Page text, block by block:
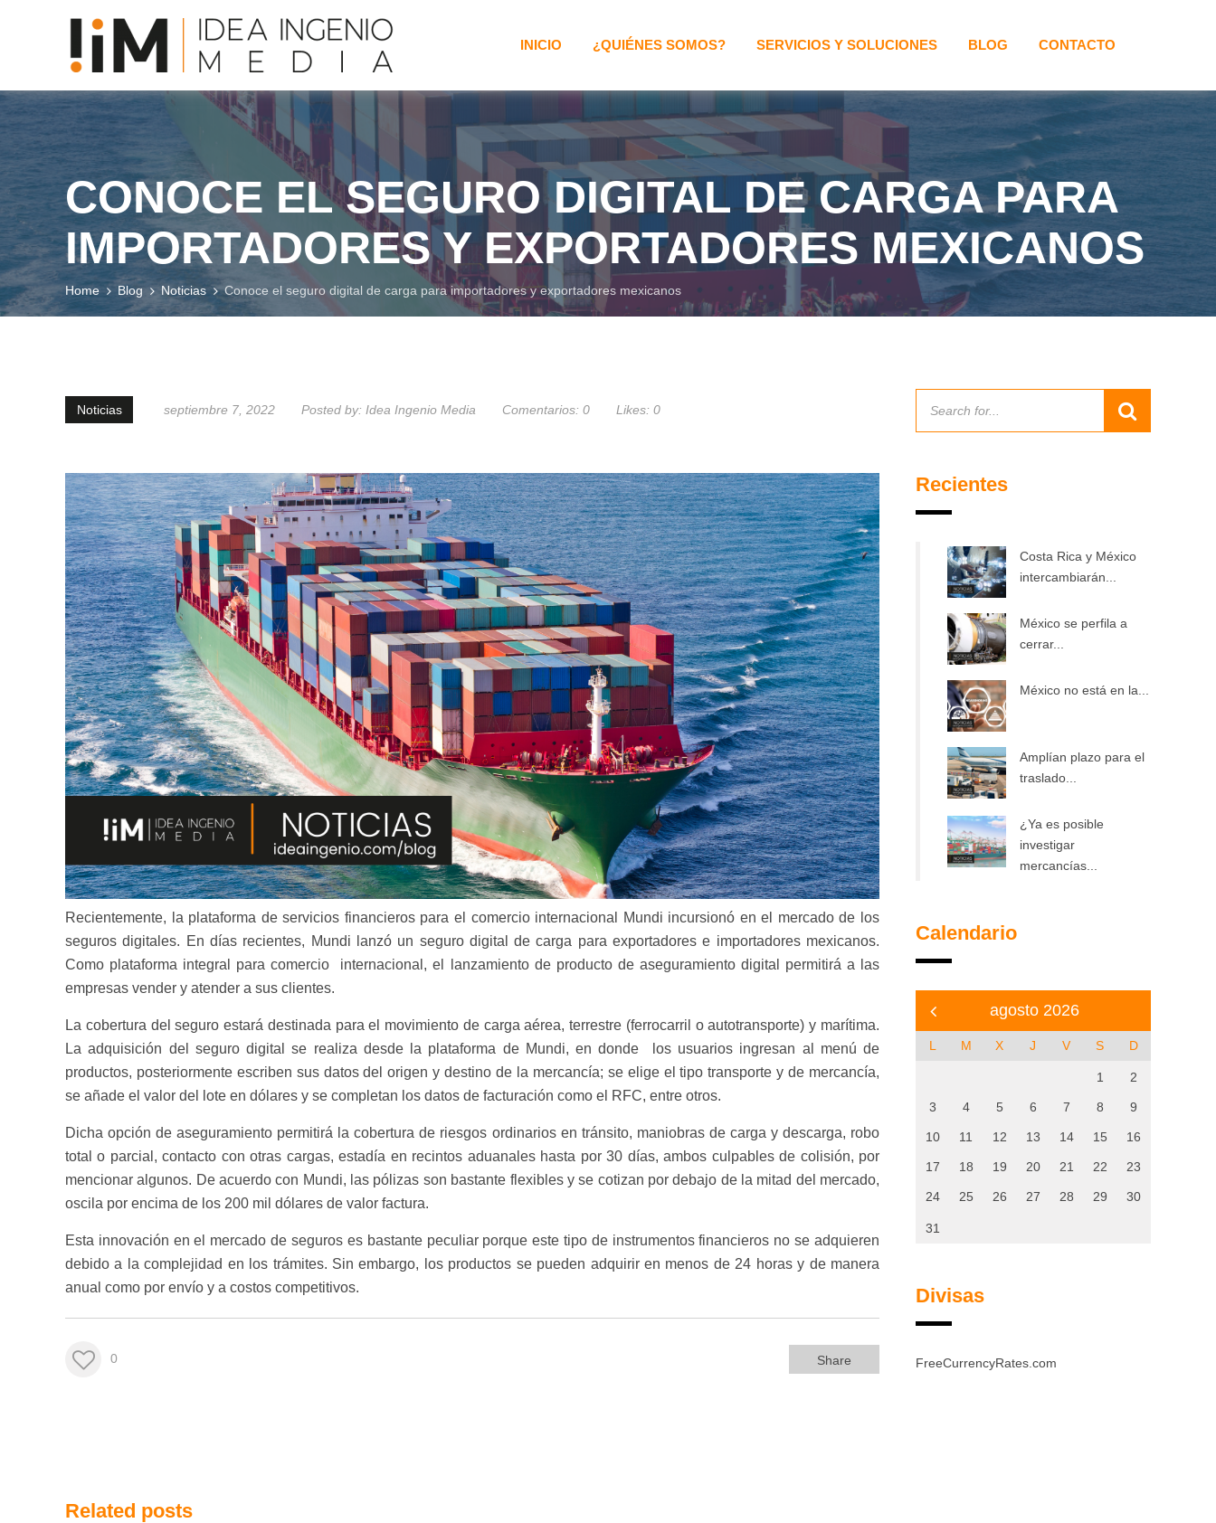
INICIO ¿QUIÉNES SOMOS? SERVICIOS Y SOLUCIONES BLOG CONTACTO
CONOCE EL SEGURO DIGITAL DE CARGA PARA
IMPORTADORES Y EXPORTADORES MEXICANOS
Home Blog Noticias Conoce el seguro digital de carga para importadores y exportadores mexicanos
Noticias septiembre 7, 2022 Posted by: Idea Ingenio Media Comentarios: 0 Likes: 0
Recientemente, la plataforma de servicios financieros para el comercio internacional Mundi incursionó en el mercado de los
seguros digitales. En días recientes, Mundi lanzó un seguro digital de carga para exportadores e importadores mexicanos.
Como plataforma integral para comercio internacional, el lanzamiento de producto de aseguramiento digital permitirá a las
empresas vender y atender a sus clientes.
La cobertura del seguro estará destinada para el movimiento de carga aérea, terrestre (ferrocarril o autotransporte) y marítima.
La adquisición del seguro digital se realiza desde la plataforma de Mundi, en donde los usuarios ingresan al menú de
productos, posteriormente escriben sus datos del origen y destino de la mercancía; se elige el tipo transporte y de mercancía,
se añade el valor del lote en dólares y se completan los datos de facturación como el RFC, entre otros.
Dicha opción de aseguramiento permitirá la cobertura de riesgos ordinarios en tránsito, maniobras de carga y descarga, robo
total o parcial, contacto con otras cargas, estadía en recintos aduanales hasta por 30 días, ambos culpables de colisión, por
mencionar algunos. De acuerdo con Mundi, las pólizas son bastante flexibles y se cotizan por debajo de la mitad del mercado,
oscila por encima de los 200 mil dólares de valor factura.
Esta innovación en el mercado de seguros es bastante peculiar porque este tipo de instrumentos financieros no se adquieren
debido a la complejidad en los trámites. Sin embargo, los productos se pueden adquirir en menos de 24 horas y de manera
anual como por envío y a costos competitivos.
0 Share
Related posts
Recientes
Costa Rica y México
intercambiarán...
México se perfila a
cerrar...
México no está en la...
Amplían plazo para el
traslado...
¿Ya es posible
investigar
mercancías...
Calendario
agosto 2026
L M X J V S D
1 2
3 4 5 6 7 8 9
10 11 12 13 14 15 16
17 18 19 20 21 22 23
24 25 26 27 28 29 30
31
Divisas
FreeCurrencyRates.com